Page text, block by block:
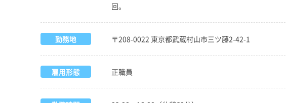
回。
勤務地 〒208-0022 東京都武蔵村山市三ツ藤2-42-1
雇用形態 正職員